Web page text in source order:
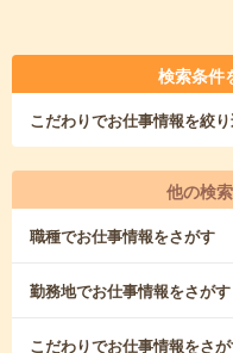
検索条件
こだわりでお仕事情報を絞
他の検
職種でお仕事情報をさがす
勤務地でお仕事情報をさがす
こだわりでお仕事情報をさ